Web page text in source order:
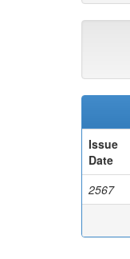
Issue
Date
2567